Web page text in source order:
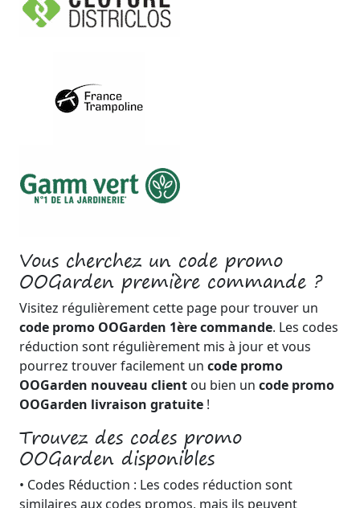
Vous cherchez un code promo
OOGarden première commande ?
Visitez régulièrement cette page pour trouver un
code promo OOGarden 1ère commande. Les codes
réduction sont régulièrement mis à jour et vous
pourrez trouver facilement un code promo
OOGarden nouveau client ou bien un code promo
OOGarden livraison gratuite !
Trouvez des codes promo
OOGarden disponibles
• Codes Réduction : Les codes réduction sont
similaires aux codes promos, mais ils peuvent